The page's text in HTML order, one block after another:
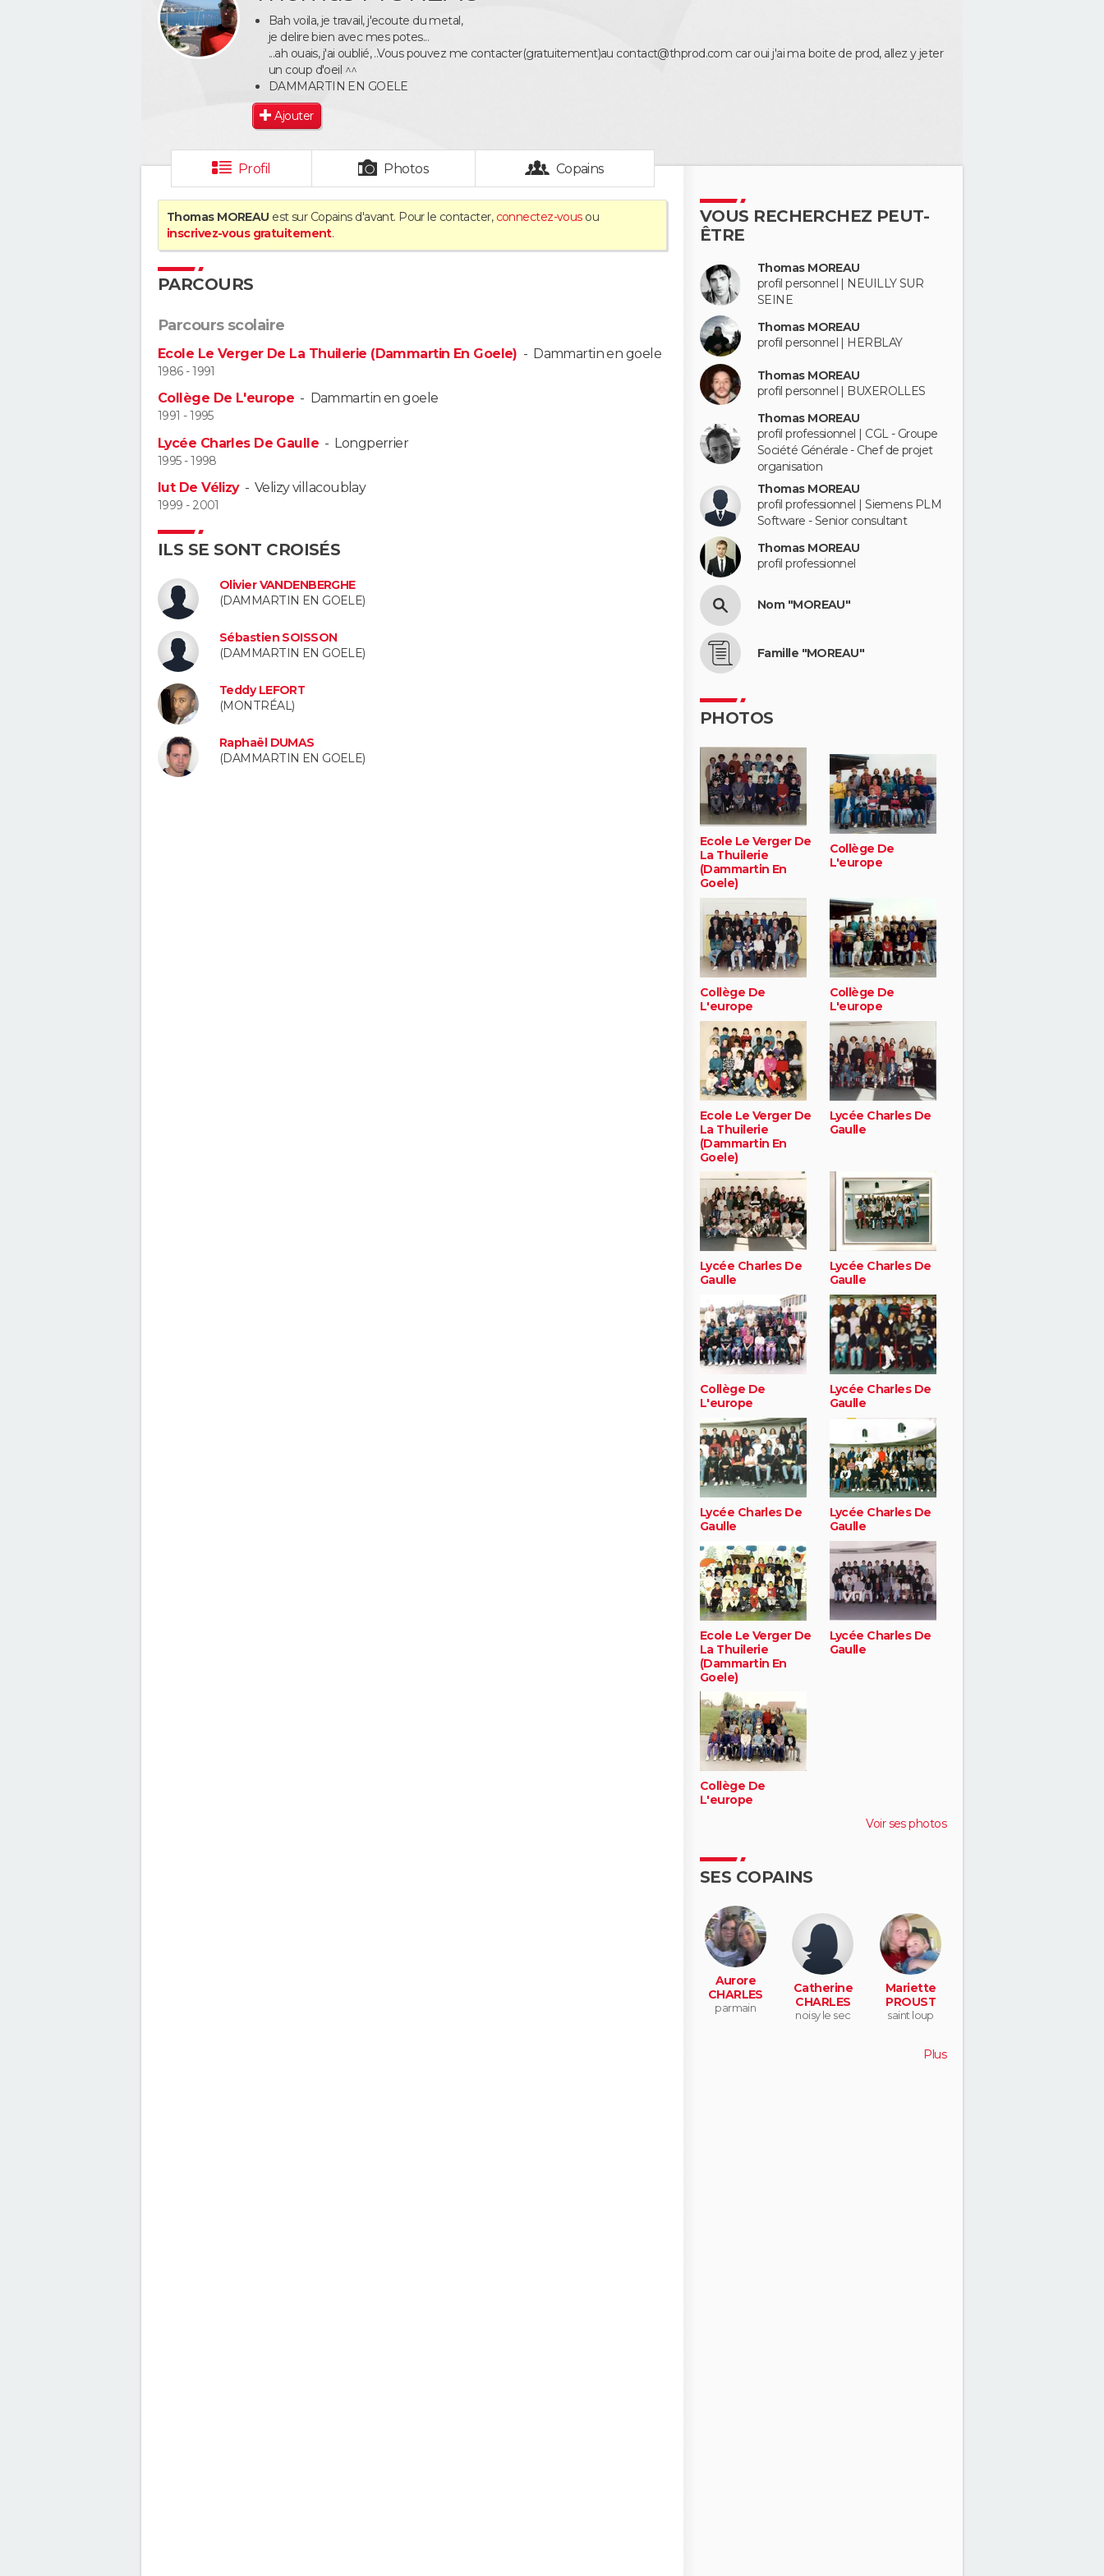
Bah voila, je travail, j'ecoute du metal,
je delire bien avec mes potes...
...ah ouais, j'ai oublié, ..Vous pouvez me contacter(gratuitement)au contact@thprod.com car oui j'ai ma boite de prod, allez y jeter
un coup d'oeil ^^
DAMMARTIN EN GOELE
Ajouter
Profil Photos Copains
Thomas MOREAU est sur Copains d'avant. Pour le contacter, connectez-vousou
inscrivez-vous gratuitement.
PARCOURS
Parcours scolaire
Ecole Le Verger De La Thuilerie (Dammartin En Goele) - Dammartin en goele
1986 - 1991
Collège De L'europe - Dammartin en goele
1991 - 1995
Lycée Charles De Gaulle - Longperrier
1995 - 1998
Iut De Vélizy- Velizy villacoublay
1999 - 2001
ILS SE SONT CROISÉS
Olivier VANDENBERGHE
(DAMMARTIN EN GOELE)
Sébastien SOISSON
(DAMMARTIN EN GOELE)
Teddy LEFORT
(MONTRÉAL)
Raphaël DUMAS
(DAMMARTIN EN GOELE)
VOUS RECHERCHEZ PEUT-
ÊTRE
Thomas MOREAU
profil personnel | NEUILLY SUR
SEINE
Thomas MOREAU
profil personnel | HERBLAY
Thomas MOREAU
profil personnel | BUXEROLLES
Thomas MOREAU
profil professionnel | CGL - Groupe
Société Générale - Chef de projet
organisation
Thomas MOREAU
profil professionnel | Siemens PLM
Software - Senior consultant
Thomas MOREAU
profil professionnel
Nom "MOREAU"
Famille "MOREAU"
PHOTOS
Ecole Le Verger De
La Thuilerie
(Dammartin En
Goele)
Collège De
L'europe
Collège De
L'europe
Collège De
L'europe
Ecole Le Verger De
La Thuilerie
(Dammartin En
Goele)
Lycée Charles De
Gaulle
Lycée Charles De
Gaulle
Lycée Charles De
Gaulle
Collège De
L'europe
Lycée Charles De
Gaulle
Lycée Charles De
Gaulle
Lycée Charles De
Gaulle
Ecole Le Verger De
La Thuilerie
(Dammartin En
Goele)
Lycée Charles De
Gaulle
Collège De
L'europe
Voir ses photos
SES COPAINS
Aurore
CHARLES
parmain
Catherine
CHARLES
noisy le sec
Mariette
PROUST
saint loup
Plus